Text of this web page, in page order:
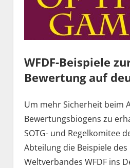
WFDF-Beispiele
Bewertung auf
Um mehr Sicherheit beim
Bewertungsbiogens zu
SOTG- und Regelkomitee
Abteilung die Beispiele des
Weltverbandes WFDF ins